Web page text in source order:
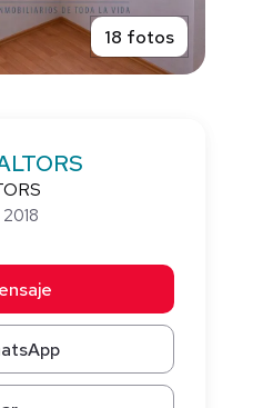
18 fotos